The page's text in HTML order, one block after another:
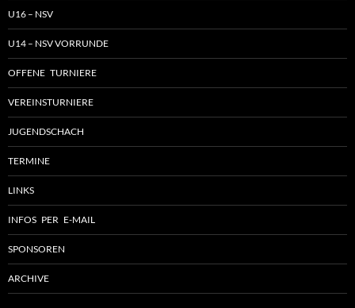
U16 – NSV
U14 – NSV VORRUNDE
OFFENE TURNIERE
VEREINSTURNIERE
JUGENDSCHACH
TERMINE
LINKS
INFOS PER E-MAIL
SPONSOREN
ARCHIVE